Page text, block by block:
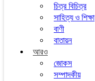
চিত্র বিচিত্র
সাহিত্য ও শিক্ষা
বাণী
বাতায়ন
আরও
জোকস
সম্পাদকীয়